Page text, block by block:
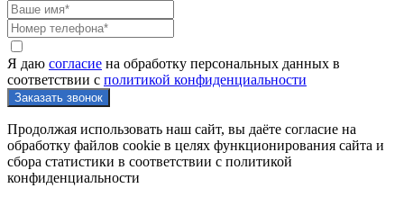
Я даю согласие на обработку персональных данных в
соответствии с политикой конфиденциальности
Продолжая использовать наш сайт, вы даёте согласие на
обработку файлов cookie в целях функционирования сайта и
сбора статистики в соответствии с политикой
конфиденциальности